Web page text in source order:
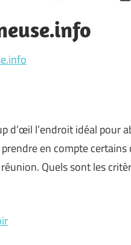
d’œil l’endroit idéal pour
en compte
Quels sont les